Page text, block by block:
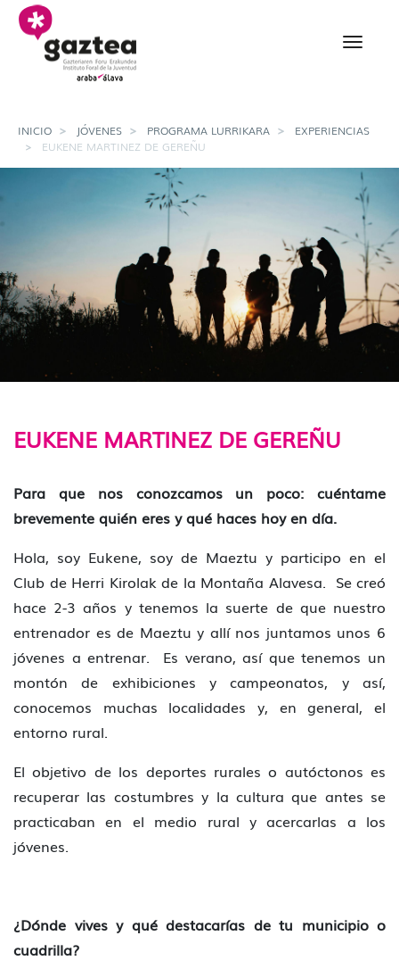
Saltar al contenido principal
Eukene Martinez de
INICIO JÓVENES PROGRAMA LURRIKARA
EXPERIENCIAS
EUKENE MARTINEZ DE GEREÑU
EUKENE MARTINEZ DE GEREÑU
Para que nos conozcamos un poco: cuéntame
brevemente quién eres y qué haces hoy en día.
Hola, soy Eukene, soy de Maeztu y participo en el
Club de Herri Kirolak de la Montaña Alavesa. Se creó
hace 2-3 años y tenemos la suerte de que nuestro
entrenador es de Maeztu y allí nos juntamos unos 6
jóvenes a entrenar. Es verano, así que tenemos un
montón de exhibiciones y campeonatos, y así,
conocemos muchas localidades y, en general, el
entorno rural.
El objetivo de los deportes rurales o autóctonos es
recuperar las costumbres y la cultura que antes se
practicaban en el medio rural y acercarlas a los
jóvenes.
¿Dónde vives y qué destacarías de tu municipio o
cuadrilla?